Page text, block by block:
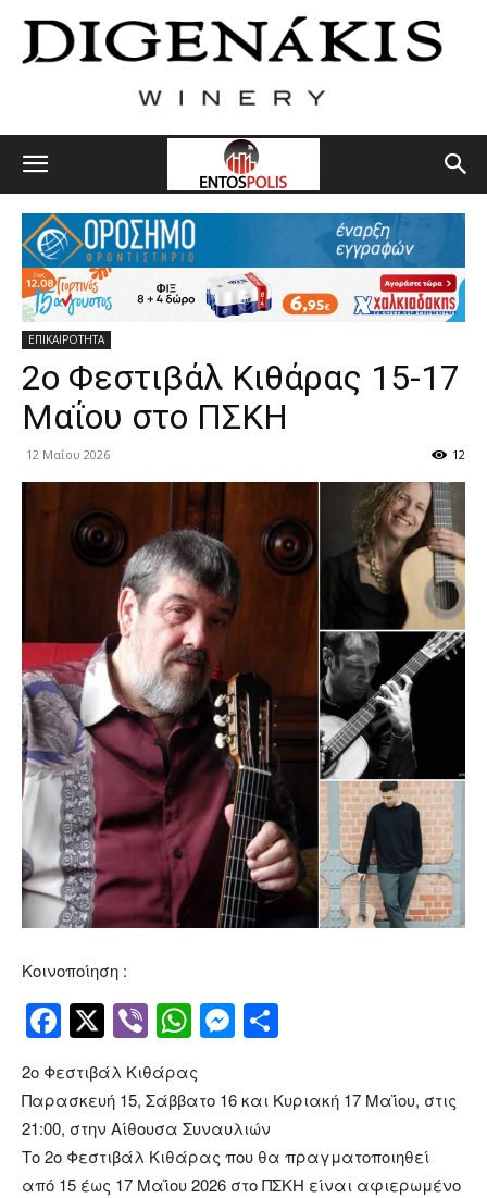
ΕΠΙΚΑΙΡΟΤΗΤΑ
2ο Φεστιβάλ Κιθάρας 15-17
Μαΐου στο ΠΣΚΗ
12 Μαΐου 2026 12
Κοινοποίηση :
Facebook
Twitter
ViberWhatsApp
Messenger
2ο Φεστιβάλ Κιθάρας
Παρασκευή 15, Σάββατο 16 και Κυριακή 17 Μαΐου, στις
21:00, στην Αίθουσα Συναυλιών
Το 2ο Φεστιβάλ Κιθάρας που θα πραγματοποιηθεί
από 15 έως 17 Μαΐου 2026 στο ΠΣΚΗ είναι αφιερωμένο